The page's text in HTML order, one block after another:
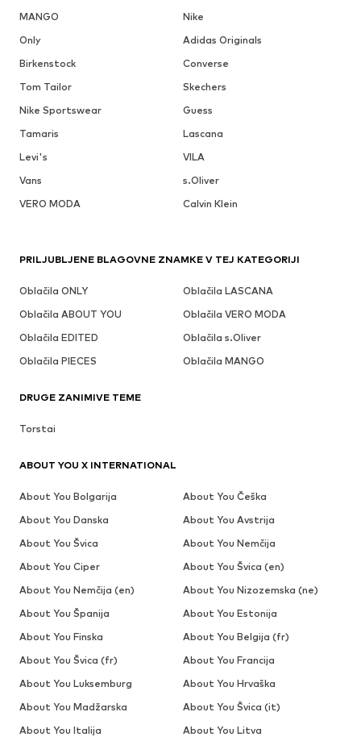
MANGO
Nike
Only
Adidas Originals
Birkenstock
Converse
Tom Tailor
Skechers
Nike Sportswear
Guess
Tamaris
Lascana
Levi's
VILA
Vans
s.Oliver
VERO MODA
Calvin Klein
PRILJUBLJENE BLAGOVNE ZNAMKE V TEJ KATEGORIJI
Oblačila ONLY
Oblačila LASCANA
Oblačila ABOUT YOU
Oblačila VERO MODA
Oblačila EDITED
Oblačila s.Oliver
Oblačila PIECES
Oblačila MANGO
DRUGE ZANIMIVE TEME
Torstai
ABOUT YOU X INTERNATIONAL
About You Bolgarija
About You Češka
About You Danska
About You Avstrija
About You Švica
About You Nemčija
About You Ciper
About You Švica (en)
About You Nemčija (en)
About You Nizozemska (ne)
About You Španija
About You Estonija
About You Finska
About You Belgija (fr)
About You Švica (fr)
About You Francija
About You Luksemburg
About You Hrvaška
About You Madžarska
About You Švica (it)
About You Italija
About You Litva